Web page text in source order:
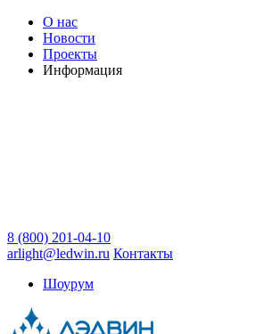
О нас
Новости
Проекты
Информация
8 (800) 201-04-10
arlight@ledwin.ru Контакты
Шоурум